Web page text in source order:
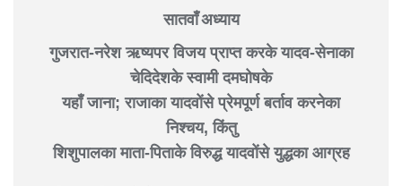
सातवाँ अध्याय
गुजरात-नरेश ऋष्यपर विजय प्राप्त करके यादव-सेनाका
चेदिदेशके स्वामी दमघोषके
यहाँ जाना; राजाका यादवोंसे प्रेमपूर्ण बर्ताव करनेका
निश्चय, किंतु
शिशुपालका माता-पिताके विरुद्ध यादवोंसे युद्धका आग्रह